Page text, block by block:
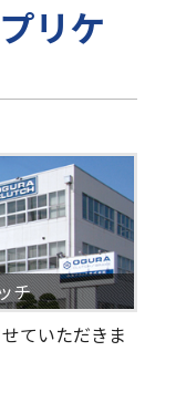
リケ
チ
ていただきま